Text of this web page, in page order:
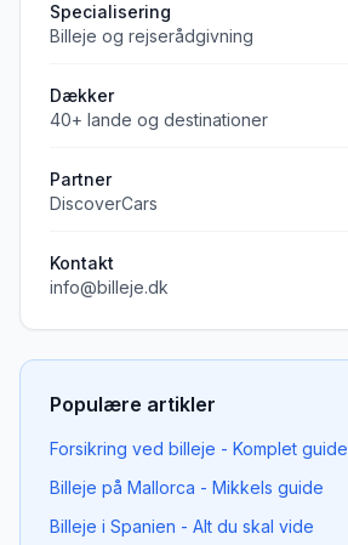
Specialisering
Billeje og rejserådgivning
Dækker
40+ lande og destinationer
Partner
DiscoverCars
Kontakt
info@billeje.dk
Populære artikler
Forsikring ved billeje - Komplet guide
Billeje på Mallorca - Mikkels guide
Billeje i Spanien - Alt du skal vide